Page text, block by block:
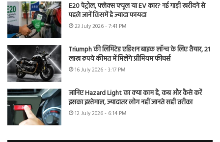
E20 पेट्रोल, फ्लेक्स फ्यूल या EV कार? नई गाड़ी खरीदने से
पहले जानें किसमें है ज्यादा फायदा
23 July 2026 - 7:41 PM
Triumph की लिमिटेड एडिशन बाइक लॉन्च के लिए तैयार, 21
लाख रुपये कीमत में मिलेंगे प्रीमियम फीचर्स
16 July 2026 - 3:17 PM
जानिए Hazard Light का क्या काम है, कब और कैसे करें
इसका इस्तेमाल, ज्यादातर लोग नहीं जानते सही तरीका
12 July 2026 - 6:14 PM